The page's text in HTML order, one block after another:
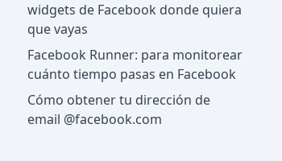
widgets de Facebook donde quiera
que vayas
Facebook Runner: para monitorear
cuánto tiempo pasas en Facebook
Cómo obtener tu dirección de
email @facebook.com